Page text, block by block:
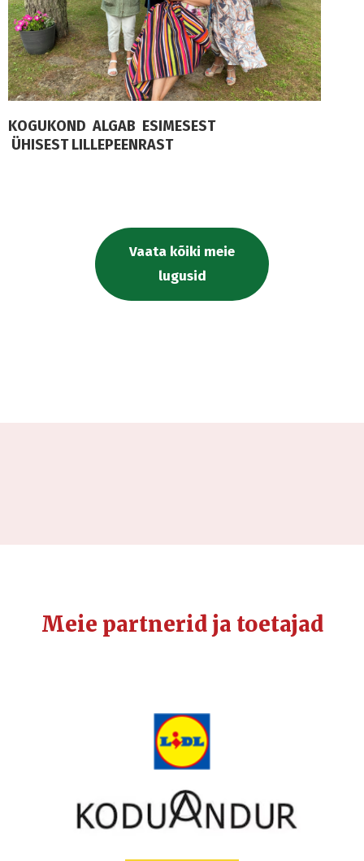
KOGUKOND ALGAB ESIMESEST
ÜHISEST LILLEPEENRAST
Vaata kõiki meie
lugusid
Meie partnerid ja toetajad